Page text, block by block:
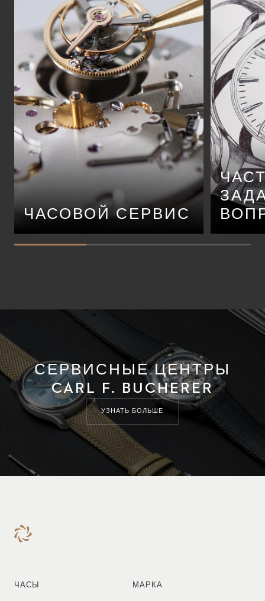
ЧАСОВОЙ СЕРВИС
СЕРВИСНЫЕ ЦЕНТРЫ
CARL F. BUCHERER
УЗНАТЬ БОЛЬШЕ
ЧАСЫ МАРКА